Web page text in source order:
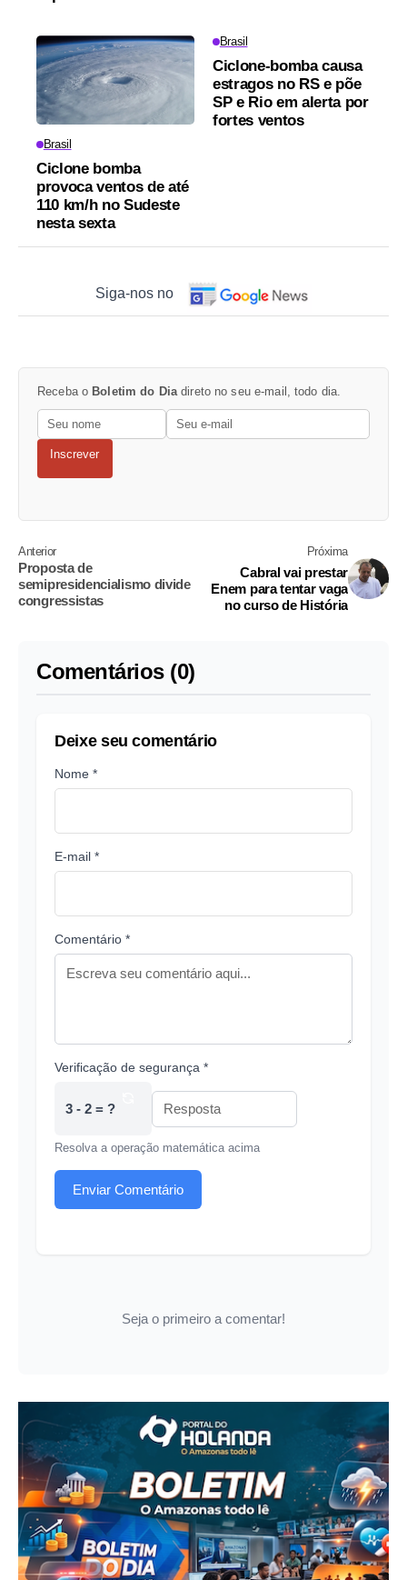
Brasil
Ciclone bomba
provoca ventos de até
110 km/h no Sudeste
nesta sexta
Brasil
Ciclone-bomba causa
estragos no RS e põe
SP e Rio em alerta por
fortes ventos
Siga-nos no
Receba o Boletim do Dia direto no seu e-mail, todo dia.
Inscrever
Anterior
Proposta de
semipresidencialismo divide
congressistas
Próxima
Cabral vai prestar
Enem para tentar vaga
no curso de História
Comentários (0)
Deixe seu comentário
Nome *
E-mail *
Comentário *
Verificação de segurança *
3 - 2 = ?
Resolva a operação matemática acima
Enviar Comentário
Seja o primeiro a comentar!